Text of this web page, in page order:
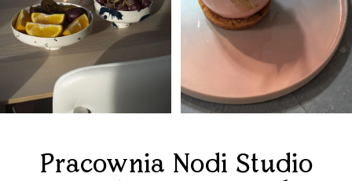
Pracownia Nodi Studio